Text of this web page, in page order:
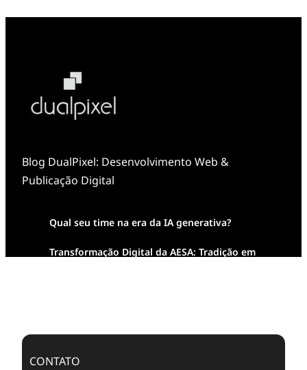
Blog DualPixel: Desenvolvimento Web &
Publicação Digital
Qual seu time na era da IA generativa?
Transformação Digital da AESA: Tradição em
CONTATO